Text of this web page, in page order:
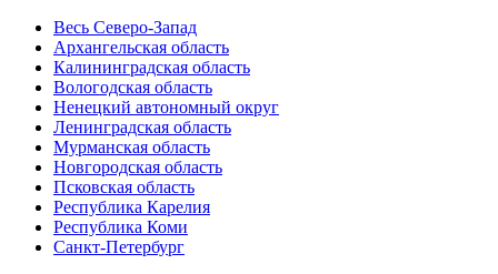
Весь Северо-Запад
Архангельская область
Калининградская область
Вологодская область
Ненецкий автономный округ
Ленинградская область
Мурманская область
Новгородская область
Псковская область
Республика Карелия
Республика Коми
Санкт-Петербург